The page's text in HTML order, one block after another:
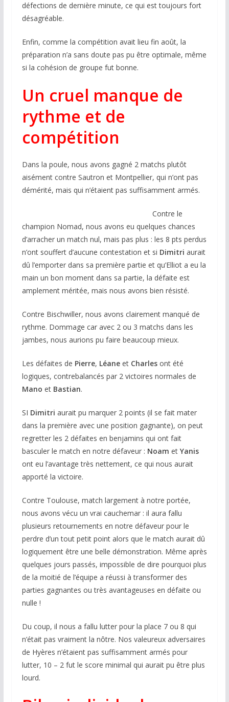
défections de dernière minute, ce qui est toujours fort
désagréable.
Enfin, comme la compétition avait lieu fin août, la
préparation n’a sans doute pas pu être optimale, même
si la cohésion de groupe fut bonne.
Un cruel manque de
rythme et de
compétition
Dans la poule, nous avons gagné 2 matchs plutôt
aisément contre Sautron et Montpellier, qui n’ont pas
démérité, mais qui n’étaient pas suffisamment armés.
Contre le
champion Nomad, nous avons eu quelques chances
d’arracher un match nul, mais pas plus : les 8 pts perdus
n’ont souffert d’aucune contestation et si Dimitri aurait
dû l’emporter dans sa première partie et qu’Elliot a eu la
main un bon moment dans sa partie, la défaite est
amplement méritée, mais nous avons bien résisté.
Contre Bischwiller, nous avons clairement manqué de
rythme. Dommage car avec 2 ou 3 matchs dans les
jambes, nous aurions pu faire beaucoup mieux.
Les défaites de Pierre, Léaneet Charlesont été
logiques, contrebalancés par 2 victoires normales de
Mano et Bastian.
SI Dimitri aurait pu marquer 2 points (il se fait mater
dans la première avec une position gagnante), on peut
regretter les 2 défaites en benjamins qui ont fait
basculer le match en notre défaveur : Noam et Yanis
ont eu l’avantage très nettement, ce qui nous aurait
apporté la victoire.
Contre Toulouse, match largement à notre portée,
nous avons vécu un vrai cauchemar : il aura fallu
plusieurs retournements en notre défaveur pour le
perdre d’un tout petit point alors que le match aurait dû
logiquement être une belle démonstration. Même après
quelques jours passés, impossible de dire pourquoi plus
de la moitié de l’équipe a réussi à transformer des
parties gagnantes ou très avantageuses en défaite ou
nulle !
Du coup, il nous a fallu lutter pour la place 7 ou 8 qui
n’était pas vraiment la nôtre. Nos valeureux adversaires
de Hyères n’étaient pas suffisamment armés pour
lutter, 10 – 2 fut le score minimal qui aurait pu être plus
lourd.